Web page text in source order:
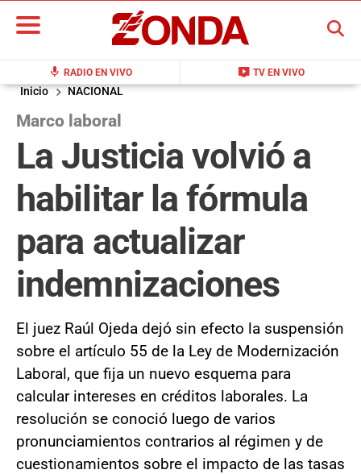
mic RADIO EN VIVO live_tv TV EN VIVO
BUSCAR
Inicio NACIONAL
Marco laboral
La Justicia volvió a
habilitar la fórmula
para actualizar
indemnizaciones
El juez Raúl Ojeda dejó sin efecto la suspensión
sobre el artículo 55 de la Ley de Modernización
Laboral, que fija un nuevo esquema para
calcular intereses en créditos laborales. La
resolución se conoció luego de varios
pronunciamientos contrarios al régimen y de
cuestionamientos sobre el impacto de las tasas